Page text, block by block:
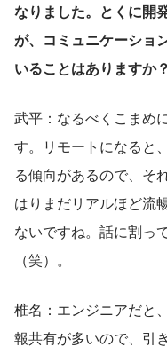
なりました。とくに開
が、コミュニケーショ
いることはありますか？
武平：なるべくこまめ
す。リモートになると
る傾向があるので、そ
はりまだリアルほど流
ないですね。話に割っ
（笑）。
椎名：エンジニアだと
報共有が多いので、引